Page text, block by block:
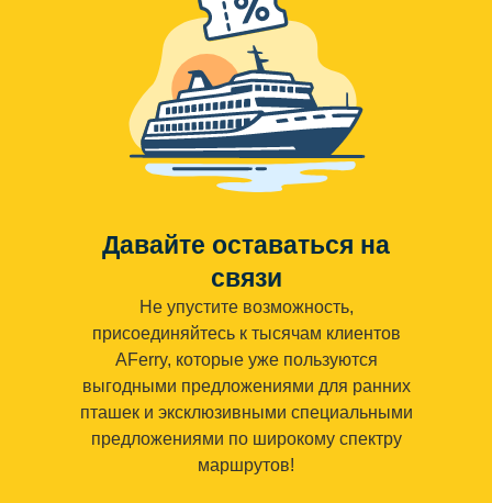
Давайте оставаться на
связи
Не упустите возможность,
присоединяйтесь к тысячам клиентов
AFerry, которые уже пользуются
выгодными предложениями для ранних
пташек и эксклюзивными специальными
предложениями по широкому спектру
маршрутов!